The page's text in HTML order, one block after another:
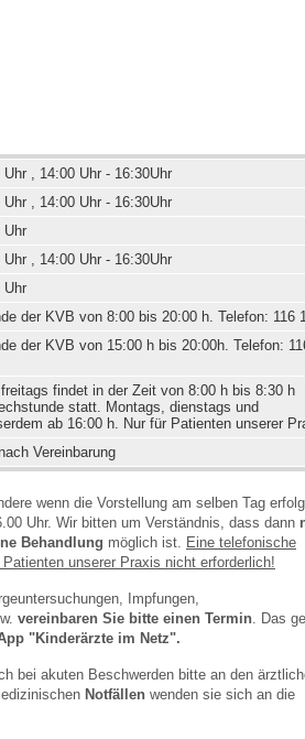
, 14:00 Uhr - 16:30Uhr
, 14:00 Uhr - 16:30Uhr
Uhr
, 14:00 Uhr - 16:30Uhr
Uhr
der KVB von 8:00 bis 20:00 h. Telefon: 116
der KVB von 15:00 h bis 20:00h. Telefon:
findet in der Zeit von 8:00 h bis 8:30 h
statt. Montags, dienstags und
ab 16:00 h. Nur für Patienten unserer
Vereinbarung
wenn die Vorstellung am selben Tag
Uhr. Wir bitten um Verständnis, dass dann
Behandlung möglich ist. Eine telefonische
unserer Praxis nicht erforderlich!
Impfungen,
vereinbaren Sie bitte einen Termin. Das
"Kinderärzte im Netz".
bei akuten Beschwerden bitte an den
Notfällen wenden sie sich an die